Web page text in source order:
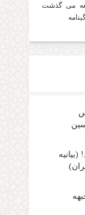
می گذشت